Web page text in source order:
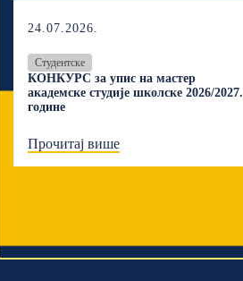
24.07.2026.
Студентске
КОНКУРС за упис на мастер
академске студије школске 2026/2027.
године
Прочитај више